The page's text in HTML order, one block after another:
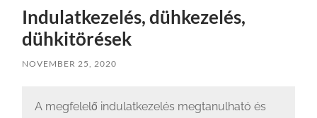
Indulatkezelés, dühkezelés,
dühkitörések
NOVEMBER 25, 2020
A megfelelő indulatkezelés megtanulható és